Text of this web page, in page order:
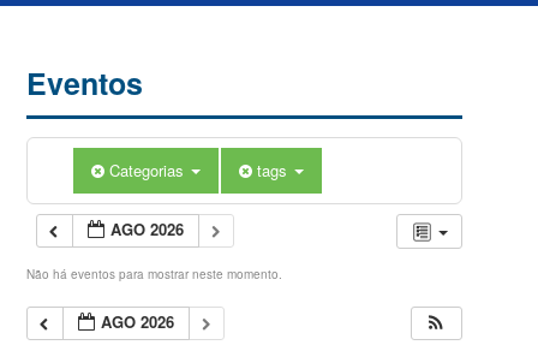
Eventos
Categorias tags
AGO 2026
Não há eventos para mostrar neste momento.
AGO 2026